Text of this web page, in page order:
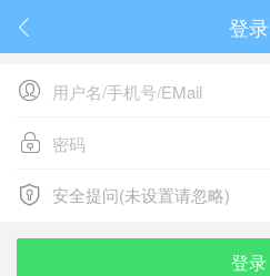
 登录


 安全提问(未设置请忽略)
安全提问(未设置请忽略)
登录